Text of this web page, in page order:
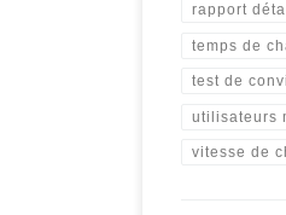
rapport
temps de
test de
utilisateurs
vitesse de